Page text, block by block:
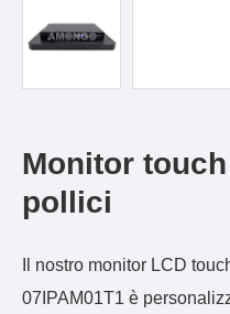
Monitor
pollici
Il nostro monitor LCD
07IPAM01T1 è